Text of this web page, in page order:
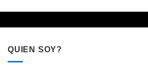
QUIEN SOY?